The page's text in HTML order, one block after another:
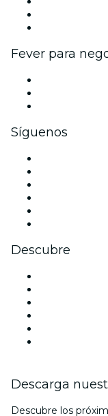
Fever para
Síguenos
Descubre
Descarga
Descubre los